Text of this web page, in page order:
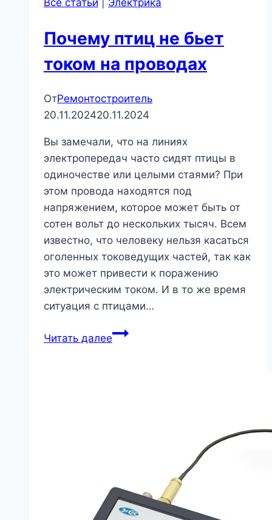
Все статьи Электрика
Почему птиц не бьет
током на проводах
ОтРемонтостроитель
20.11.202420.11.2024
Вы замечали, что на линиях
электропередач часто сидят птицы в
одиночестве или целыми стаями? При
этом провода находятся под
напряжением, которое может быть от
сотен вольт до нескольких тысяч. Всем
известно, что человеку нельзя касаться
оголенных токоведущих частей, так как
это может привести к поражению
электрическим током. И в то же время
ситуация с птицами…
Читать далееПочему